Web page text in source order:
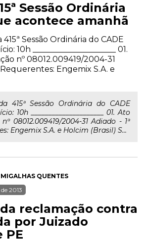
Sessão Ordinária
acontece amanhã
Sessão Ordinária do CADE
10h _____________________ 01.
nº 08012.009419/2004-31
Requerentes: Engemix S.A. e
415ª Sessão Ordinária do CADE
10h _____________________ 01. Ato
08012.009419/2004-31 Adiado - 1ª
Engemix S.A. e Holcim (Brasil) S...
MIGALHAS QUENTES
2013
reclamação contra
por Juizado
PE